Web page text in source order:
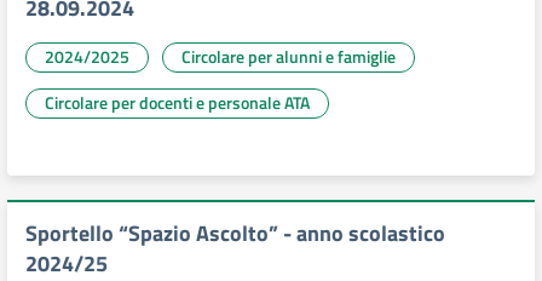
28.09.2024
2024/2025
Circolare per alunni e famiglie
Circolare per docenti e personale ATA
Sportello “Spazio Ascolto” - anno scolastico
2024/25